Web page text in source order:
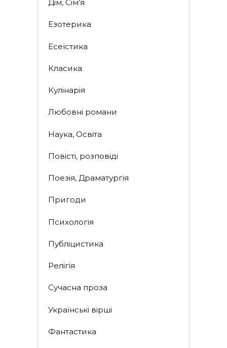
Дім, Сім’я
Езотерика
Есеїстика
Класика
Кулінарія
Любовні романи
Наука, Освіта
Повісті, розповіді
Поезія, Драматургія
Пригоди
Психологія
Публіцистика
Релігія
Сучасна проза
Українські вірші
Фантастика